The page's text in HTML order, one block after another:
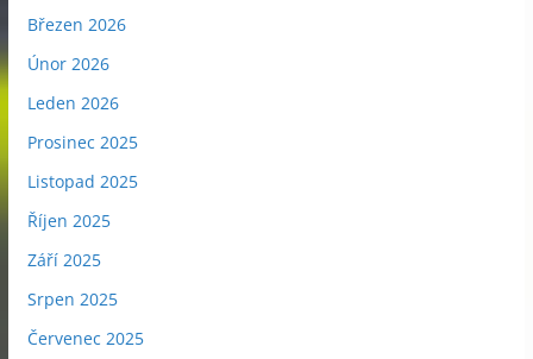
Březen 2026
Únor 2026
Leden 2026
Prosinec 2025
Listopad 2025
Říjen 2025
Září 2025
Srpen 2025
Červenec 2025